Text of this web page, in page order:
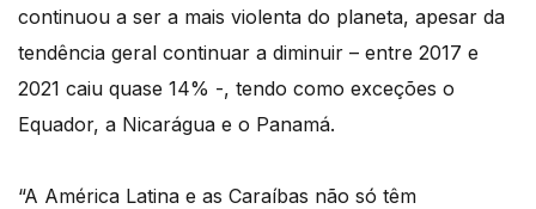
continuou a ser a mais violenta do planeta, apesar da
tendência geral continuar a diminuir – entre 2017 e
2021 caiu quase 14% -, tendo como exceções o
Equador, a Nicarágua e o Panamá.
“A América Latina e as Caraíbas não só têm